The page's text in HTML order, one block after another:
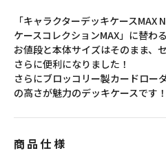
「キャラクターデッキケースMAX
ケースコレクションMAX」に替わ
お値段と本体サイズはそのまま、
さらに便利になりました！
さらにブロッコリー製カードロー
の高さが魅力のデッキケースです！
商品仕様